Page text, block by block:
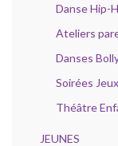
Danse Hip-
Ateliers
Danses
Soirées Jeux
Théâtre
JEUNES